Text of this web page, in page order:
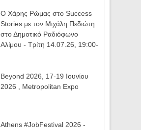
Ο Χάρης Ρώμας στο Success
Stories με τον Μιχάλη Πεδιώτη
στο Δημοτικό Ραδιόφωνο
Αλίμου - Τρίτη 14.07.26, 19:00-
Beyond 2026, 17-19 Ιουνίου
2026 , Metropolitan Expo
Athens #JobFestival 2026 -